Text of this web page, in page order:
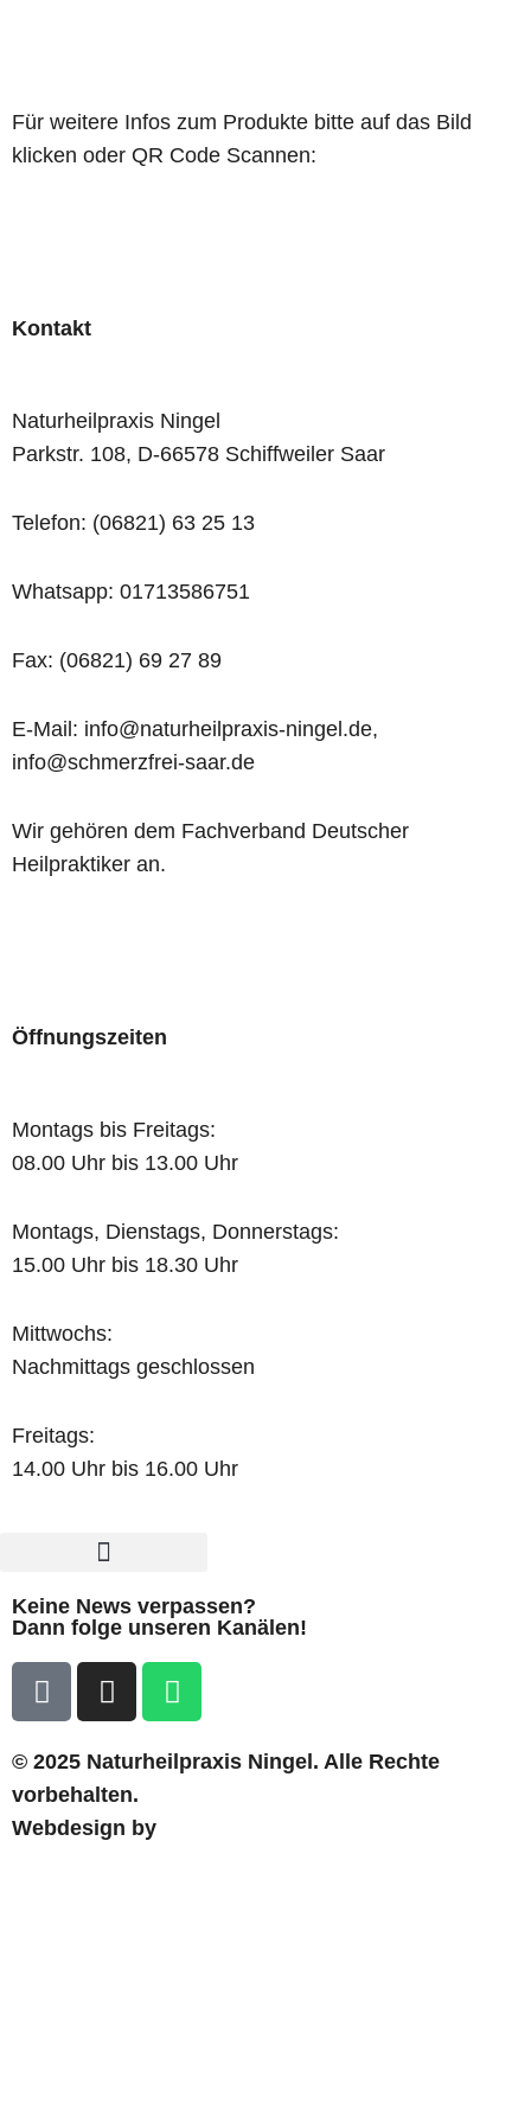
Für weitere Infos zum Produkte bitte auf das Bild
klicken oder QR Code Scannen:
Kontakt
Naturheilpraxis Ningel
Parkstr. 108, D-66578 Schiffweiler Saar
Telefon: (06821) 63 25 13
Whatsapp: 01713586751
Fax: (06821) 69 27 89
E-Mail: info@naturheilpraxis-ningel.de,
info@schmerzfrei-saar.de
Wir gehören dem Fachverband Deutscher
Heilpraktiker an.
Öffnungszeiten
Montags bis Freitags:
08.00 Uhr bis 13.00 Uhr
Montags, Dienstags, Donnerstags:
15.00 Uhr bis 18.30 Uhr
Mittwochs:
Nachmittags geschlossen
Freitags:
14.00 Uhr bis 16.00 Uhr
Keine News verpassen?
Dann folge unseren Kanälen!
© 2025 Naturheilpraxis Ningel. Alle Rechte
vorbehalten.
Webdesign by